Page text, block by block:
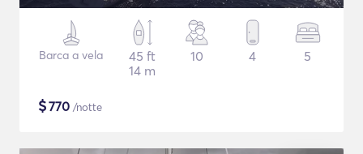
Barca a vela
45 ft
14 m
10 4 5
$770 /notte